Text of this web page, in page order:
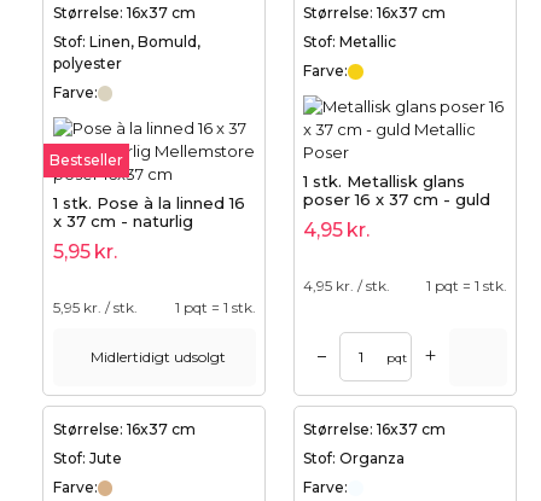
Størrelse: 16x37 cm
Stof: Linen, Bomuld,
polyester
Farve:
Bestseller
1 stk. Pose à la linned 16
x 37 cm - naturlig
5,95 kr.
5,95 kr. / stk. 1 pqt = 1 stk.
Midlertidigt udsolgt
Størrelse: 16x37 cm
Stof: Metallic
Farve:
1 stk. Metallisk glans
poser 16 x 37 cm - guld
4,95 kr.
4,95 kr. / stk. 1 pqt = 1 stk.
– pqt +
Størrelse: 16x37 cm
Stof: Jute
Farve:
Størrelse: 16x37 cm
Stof: Organza
Farve: